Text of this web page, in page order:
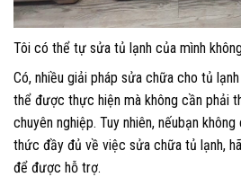
Tôi có thể tự sửa tủ lạnh của mình
Có, nhiều giải pháp sửa chữa cho tủ
thể được thực hiện mà không cần phải
chuyên nghiệp. Tuy nhiên, nếubạn
thức đầy đủ về việc sửa chữa tủ lạnh,
để được hỗ trợ.